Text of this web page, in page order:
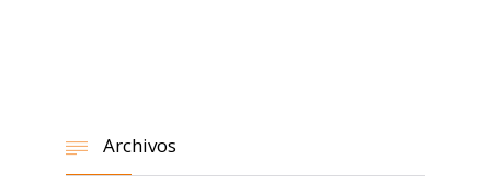
 Archivos